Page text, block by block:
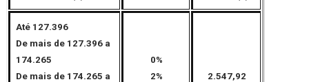
Até 127.396
De mais de 127.396 a
174.265
De mais de 174.265 a
0%
2%
2.547,92